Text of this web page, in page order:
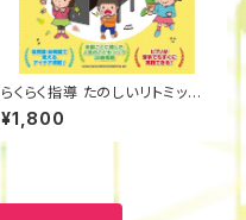
らくらく指導 たのしいリトミック&
リズムあそび
¥1,800